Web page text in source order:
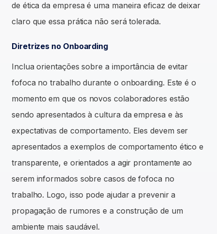
de ética da empresa é uma maneira eficaz de deixar
claro que essa prática não será tolerada.
Diretrizes no Onboarding
Inclua orientações sobre a importância de evitar
fofoca no trabalho durante o onboarding. Este é o
momento em que os novos colaboradores estão
sendo apresentados à cultura da empresa e às
expectativas de comportamento. Eles devem ser
apresentados a exemplos de comportamento ético e
transparente, e orientados a agir prontamente ao
serem informados sobre casos de fofoca no
trabalho. Logo, isso pode ajudar a prevenir a
propagação de rumores e a construção de um
ambiente mais saudável.